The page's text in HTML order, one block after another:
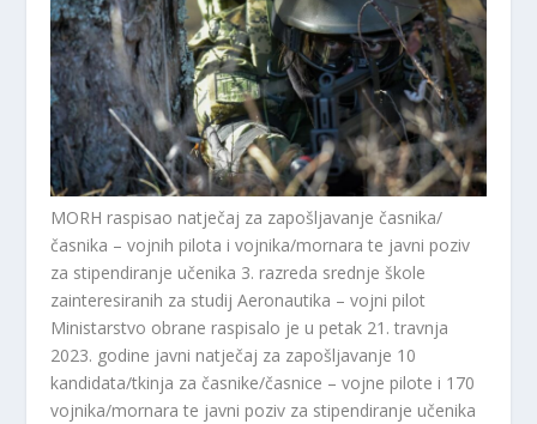
MORH raspisao natječaj za zapošljavanje časnika/
časnika – vojnih pilota i vojnika/mornara te javni poziv
za stipendiranje učenika 3. razreda srednje škole
zainteresiranih za studij Aeronautika – vojni pilot
Ministarstvo obrane raspisalo je u petak 21. travnja
2023. godine javni natječaj za zapošljavanje 10
kandidata/tkinja za časnike/časnice – vojne pilote i 170
vojnika/mornara te javni poziv za stipendiranje učenika